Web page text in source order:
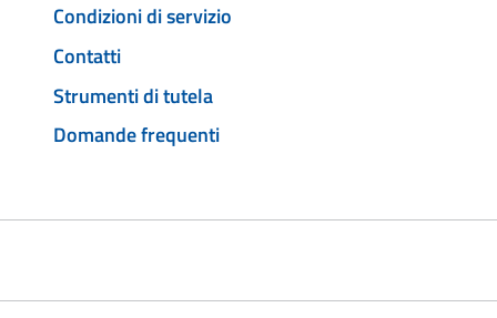
Condizioni di servizio
Contatti
Strumenti di tutela
Domande frequenti